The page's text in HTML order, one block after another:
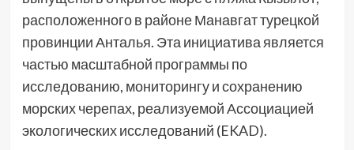
расположенного в районе Манавгат турецкой
провинции Анталья. Эта инициатива является
частью масштабной программы по
исследованию, мониторингу и сохранению
морских черепах, реализуемой Ассоциацией
экологических исследований (EKAD).